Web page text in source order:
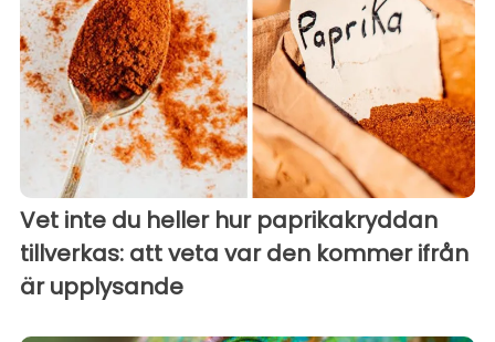
Vet inte du heller hur paprikakryddan
tillverkas: att veta var den kommer ifrån
är upplysande